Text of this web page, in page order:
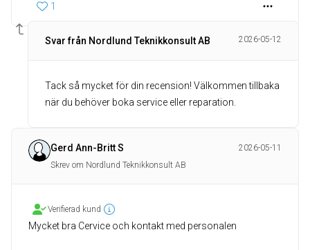
1
Svar från Nordlund Teknikkonsult AB 2026-05-12
Tack så mycket för din recension! Välkommen tillbaka
när du behöver boka service eller reparation.
Gerd Ann-Britt S
2026-05-11
Skrev om Nordlund Teknikkonsult AB
Verifierad kund
Mycket bra Cervice och kontakt med personalen